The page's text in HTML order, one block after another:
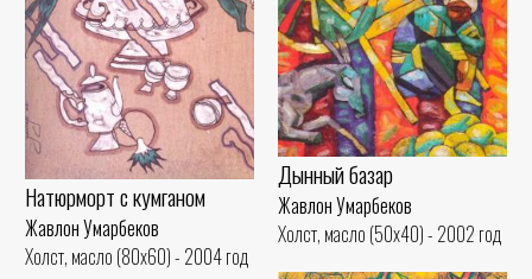
Натюрморт с кумганом
Жавлон Умарбеков
Холст, масло (80x60) - 2004 год
Дынный базар
Жавлон Умарбеков
Холст, масло (50x40) - 2002 год